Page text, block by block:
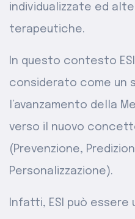
individualizzate ed
terapeutiche.
In questo contesto
considerato come un
l’avanzamento della
verso il nuovo
(Prevenzione,
Personalizzazione).
Infatti, ESI può